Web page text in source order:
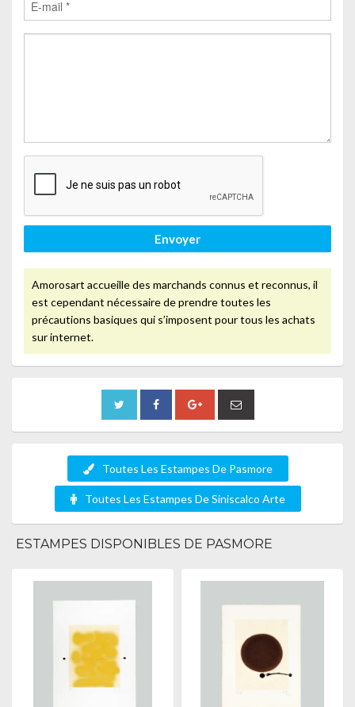
Envoyer
Amorosart accueille des marchands connus et reconnus, il
est cependant nécessaire de prendre toutes les
précautions basiques qui s’imposent pour tous les achats
sur internet.
Toutes Les Estampes De Pasmore
Toutes Les Estampes De Siniscalco Arte
ESTAMPES DISPONIBLES DE PASMORE